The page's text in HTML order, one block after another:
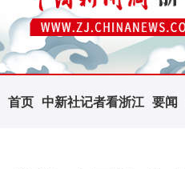
首页 中新社记者看浙江 要闻